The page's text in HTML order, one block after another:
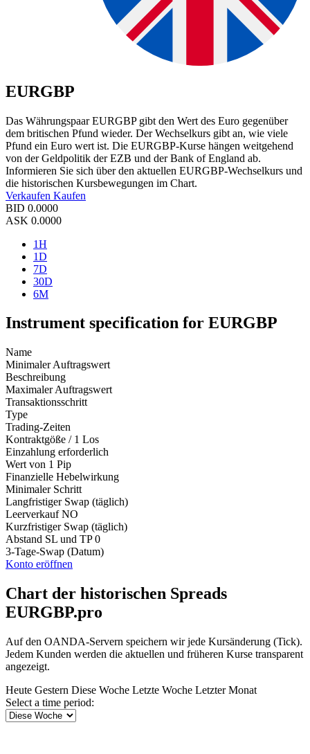
EURGBP
Das Währungspaar EURGBP gibt den Wert des Euro gegenüber
dem britischen Pfund wieder. Der Wechselkurs gibt an, wie viele
Pfund ein Euro wert ist. Die EURGBP-Kurse hängen weitgehend
von der Geldpolitik der EZB und der Bank of England ab.
Informieren Sie sich über den aktuellen EURGBP-Wechselkurs und
die historischen Kursbewegungen im Chart.
Verkaufen Kaufen
BID 0.0000
ASK 0.0000
1H
1D
7D
30D
6M
Instrument specification for EURGBP
Name
Minimaler Auftragswert
Beschreibung
Maximaler Auftragswert
Transaktionsschritt
Type
Trading-Zeiten
Kontraktgöße / 1 Los
Einzahlung erforderlich
Wert von 1 Pip
Finanzielle Hebelwirkung
Minimaler Schritt
Langfristiger Swap (täglich)
Leerverkauf NO
Kurzfristiger Swap (täglich)
Abstand SL und TP 0
3-Tage-Swap (Datum)
Konto eröffnen
Chart der historischen Spreads
EURGBP.pro
Auf den OANDA-Servern speichern wir jede Kursänderung (Tick).
Jedem Kunden werden die aktuellen und früheren Kurse transparent
angezeigt.
Heute Gestern Diese Woche Letzte Woche Letzter Monat
Select a time period: